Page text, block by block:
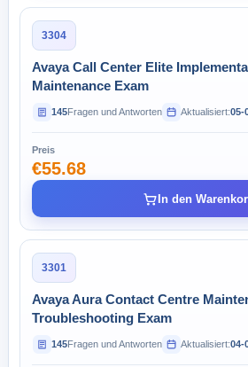
3304
Avaya Call Center Elite
Maintenance Exam
145Fragen und Antworten Aktualisiert:05-
Preis
€55.68
In den
3301
Avaya Aura Contact Centre
Troubleshooting Exam
145Fragen und Antworten Aktualisiert:04-